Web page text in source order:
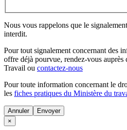
Nous vous rappelons que le
interdit.
Pour tout signalement concernant des
offre déjà pourvue, rendez-vous auprès
Travail ou contactez-nous
Pour toute information concernant le
les fiches pratiques du Ministère du
Annuler
×